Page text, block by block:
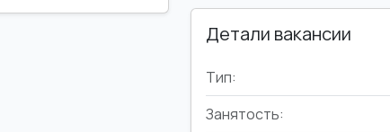
Детали вакансии
Тип:
Занятость: